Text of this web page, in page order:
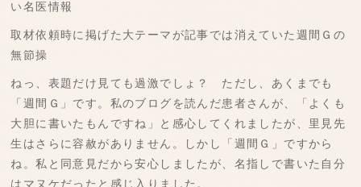
い名医情報
取材依頼時に掲げた大テーマが記事では消えていた週間Ｇの
無節操
ねっ、表題だけ見ても過激でしょ？ ただし、あくまでも
「週間Ｇ」です。私のブログを読んだ患者さんが、「よくも
大胆に書いたもんですね」と感心してくれましたが、里見先
生はさらに容赦がありません。しかし「週間Ｇ」ですから
ね。私と同意見だから安心しましたが、名指しで書いた自分
はマヌケだったと感じ入りました。